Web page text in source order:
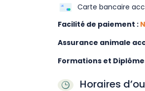
Carte bancaire
Facilité de paiement :
Assurance animale
Formations et
Horaires